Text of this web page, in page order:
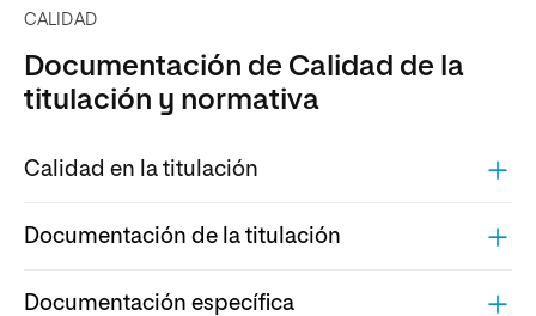
CALIDAD
Documentación de Calidad de la
titulación y normativa
Calidad en la titulación
Documentación de la titulación
Documentación específica